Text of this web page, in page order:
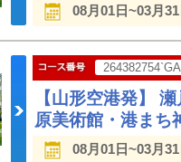
08月01日~03月
【山形空港発】
原美術館・港まち
08月01日~03月